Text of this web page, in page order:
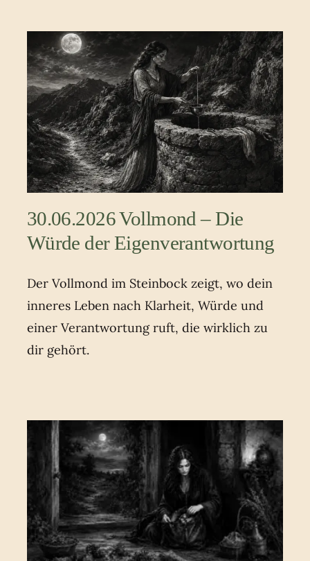
30.06.2026 Vollmond – Die
Würde der Eigenverantwortung
Der Vollmond im Steinbock zeigt, wo dein
inneres Leben nach Klarheit, Würde und
einer Verantwortung ruft, die wirklich zu
dir gehört.